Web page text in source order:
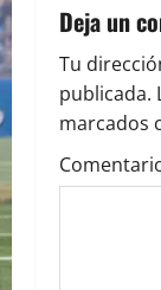
a
v
i
g
Deja un
Tu
publicada.
marcados